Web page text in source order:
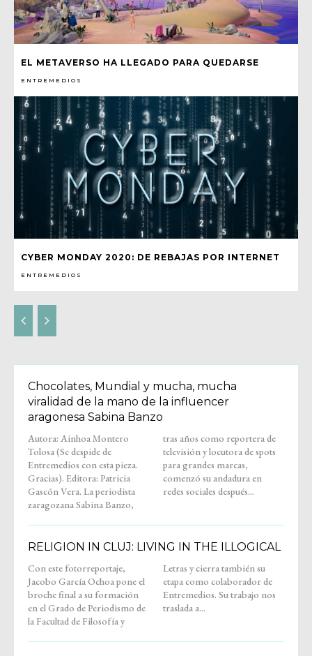
EL METAVERSO HA LLEGADO PARA QUEDARSE
ENTREMEDIOS
CYBER MONDAY 2020: DE REBAJAS POR INTERNET
ENTREMEDIOS
Chocolates, Mundial y mucha, mucha
viralidad de la mano de la influencer
aragonesa Sabina Banzo
Autora: Ainhoa Montero
Tolosa (Se despide de
Entremedios con esta pieza.
Gracias). Editora: Patricia
Gascón Vera. La periodista
zaragozana Sabina Banzo,
tras años como reportera de
televisión y locutora de spots
para grandes marcas,
comenzó su andadura en
redes sociales después...
RELIGION IN CLUJ: LIVING IN THE ILLOGICAL
Con este fotorreportaje,
Jacobo García Ochoa pone el
broche final a su formación
en el Grado de Periodismo de
la Facultad de Filosofía y
Letras y cierra también su
etapa como colaborador de
Entremedios. Su trabajo nos
traslada a...